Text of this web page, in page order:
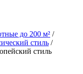
до 200 м² /
стиль /
стиль